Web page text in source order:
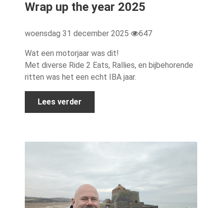
Wrap up the year 2025
woensdag 31 december 2025 647
Wat een motorjaar was dit!
Met diverse Ride 2 Eats, Rallies, en bijbehorende
ritten was het een echt IBA jaar.
Lees verder